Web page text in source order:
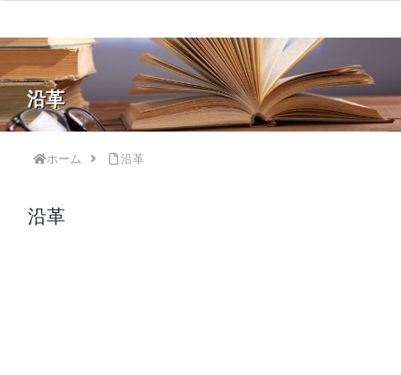
沿革
ホーム 沿革
沿革